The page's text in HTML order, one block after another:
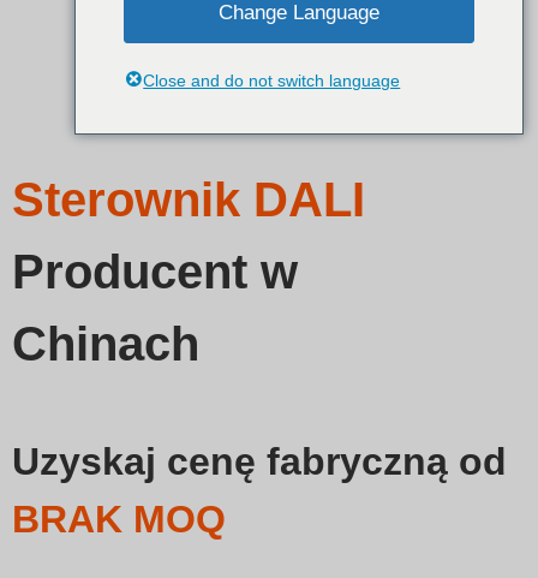
Sterownik DALI
Producent w
Chinach
Uzyskaj cenę fabryczną od
BRAK MOQ
Change Language
Close and do not switch language